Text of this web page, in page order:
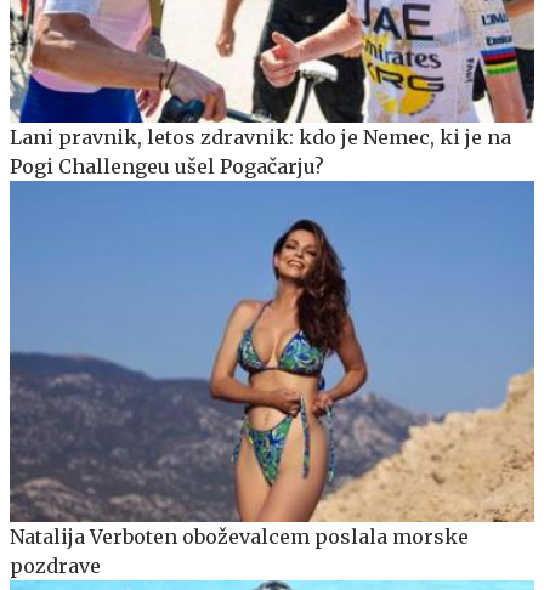
Lani pravnik, letos zdravnik: kdo je Nemec, ki je na
Pogi Challengeu ušel Pogačarju?
Natalija Verboten oboževalcem poslala morske
pozdrave